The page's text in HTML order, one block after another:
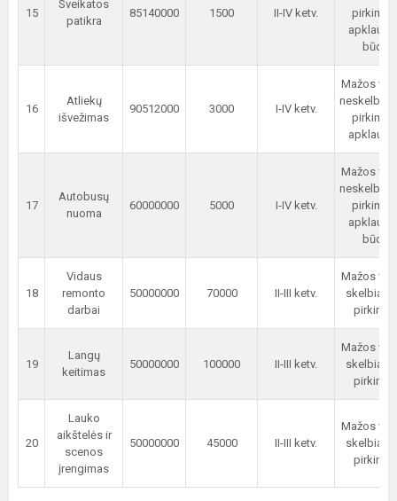
15
Sveikatos
patikra
85140000 1500 II-IV ketv.
būdu
16
Atliekų
išvežimas
90512000 3000 I-IV ketv.
Mažos
17
Autobusų
nuoma
60000000 5000 I-IV ketv.
Mažos
būdu
18
Vidaus
remonto
darbai
50000000 70000 II-III ketv.
Mažos
pirkimas
19
Langų
keitimas
50000000 100000 II-III ketv.
Mažos
pirkimas
20
Lauko
aikštelės ir
scenos
įrengimas
50000000 45000 II-III ketv.
Mažos
pirkimas